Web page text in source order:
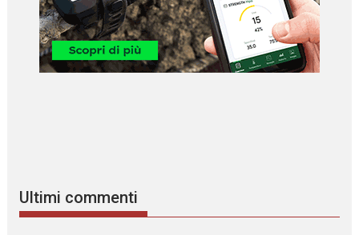
Ultimi commenti